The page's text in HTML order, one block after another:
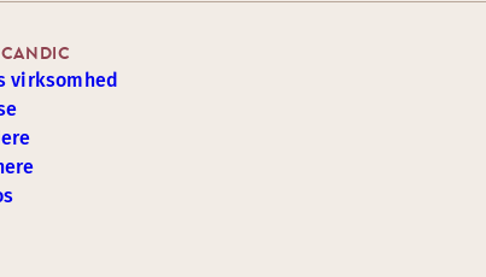
virksomhed